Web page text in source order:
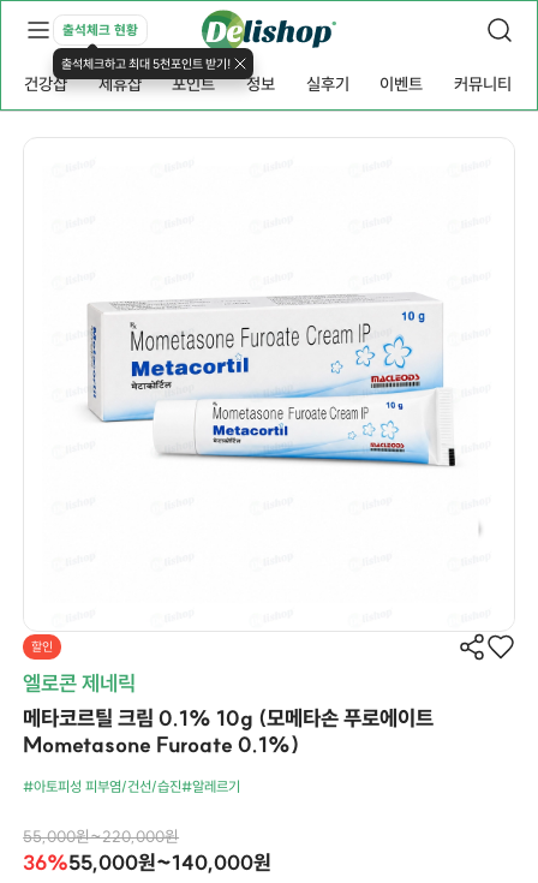
출석체크 현황
출석체크하고 최대 5천포인트 받기!
건강샵 제휴샵 포인트 정보 실후기 이벤트 커뮤니티
할인
엘로콘 제네릭
메타코르틸 크림 0.1% 10g (모메타손 푸로에이트
Mometasone Furoate 0.1%)
#아토피성 피부염/건선/습진#알레르기
55,000원~220,000원
36%55,000원~140,000원